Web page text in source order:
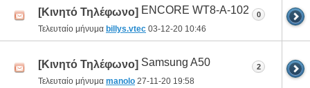
[Κινητό Τηλέφωνο] ENCORE WT8-A-102
Τελευταίο μήνυμα billys.vtec 03-12-20 10:46
0
[Κινητό Τηλέφωνο] Samsung A50
Τελευταίο μήνυμα manolo 27-11-20 19:58
2